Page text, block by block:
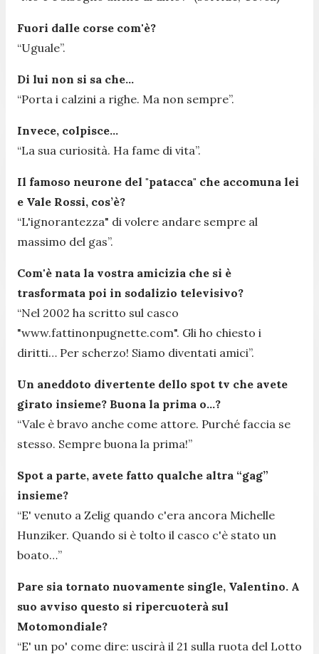
Fuori dalle corse com'è?
“Uguale”.
Di lui non si sa che…
“Porta i calzini a righe. Ma non sempre”.
Invece, colpisce…
“La sua curiosità. Ha fame di vita”.
Il famoso neurone del "patacca" che accomuna lei
e Vale Rossi, cos’è?
“L'ignorantezza" di volere andare sempre al
massimo del gas”.
Com'è nata la vostra amicizia che si è
trasformata poi in sodalizio televisivo?
“Nel 2002 ha scritto sul casco
"www.fattinonpugnette.com". Gli ho chiesto i
diritti… Per scherzo! Siamo diventati amici”.
Un aneddoto divertente dello spot tv che avete
girato insieme? Buona la prima o…?
“Vale è bravo anche come attore. Purché faccia se
stesso. Sempre buona la prima!”
Spot a parte, avete fatto qualche altra “gag”
insieme?
“E' venuto a Zelig quando c'era ancora Michelle
Hunziker. Quando si è tolto il casco c'è stato un
boato…”
Pare sia tornato nuovamente single, Valentino. A
suo avviso questo si ripercuoterà sul
Motomondiale?
“E' un po' come dire: uscirà il 21 sulla ruota del Lotto